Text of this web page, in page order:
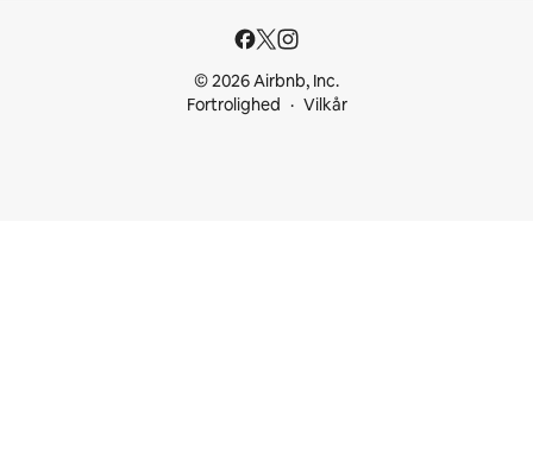
© 2026 Airbnb, Inc.
Fortrolighed
Vilkår